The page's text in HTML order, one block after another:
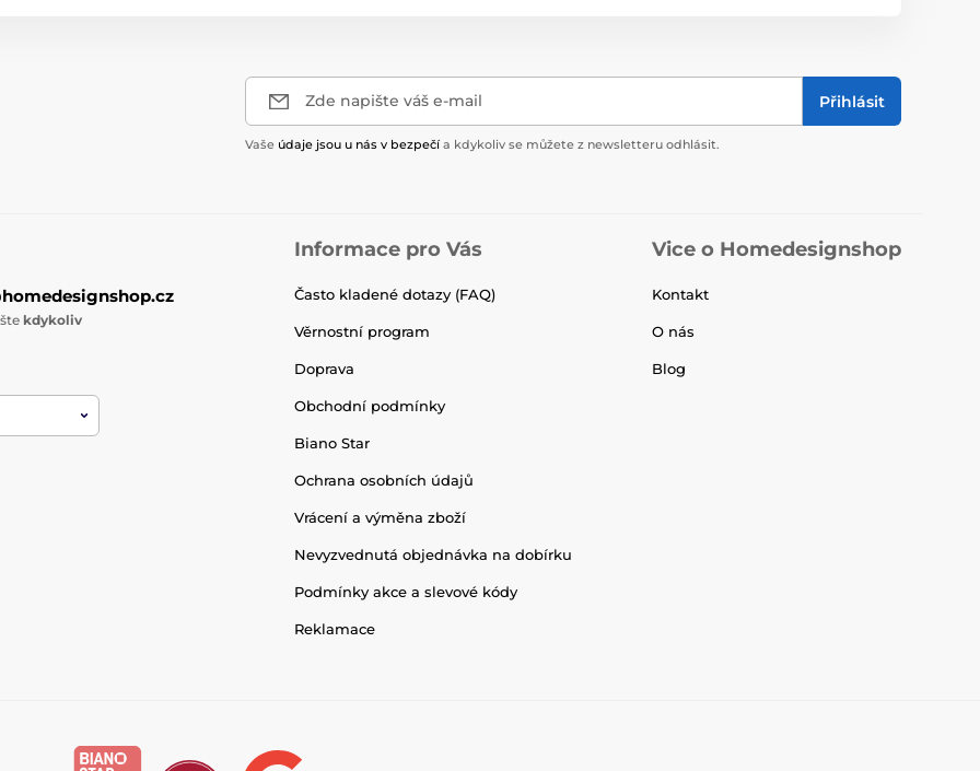
Zde napište váš e-mail Přihlásit
Vaše údaje jsou u nás v bezpečí a kdykoliv se můžete z newsletteru odhlásit.
kdykoliv
Informace pro Vás
Často kladené dotazy (FAQ)
Věrnostní program
Doprava
Obchodní podmínky
Biano Star
Ochrana osobních údajů
Vrácení a výměna zboží
Nevyzvednutá objednávka na dobírku
Podmínky akce a slevové kódy
Reklamace
Vice o Homedesignshop
Kontakt
O nás
Blog